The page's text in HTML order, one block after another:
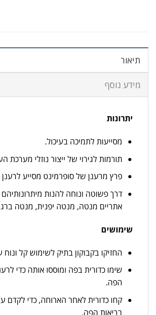
תיאור
מידע נוסף
יתרונות
מסייעות לתמיכה בעיכול.
תורמות לגירוי של ייצור נוזלי מערכת
פרץ מרענן של סופרמינט מסייע
דרך פשוטה ונוחה להנות
אתריים מנטה, מנטה יפנית, מנטה
שימושים
החזיקו בקבוקון בתיק לשימוש קל
שימו כדורית בפה ומוססו אותה כדי
הפה.
קחו כדורית לאחר הארוחה, כדי לקדם
בריאות הפה.